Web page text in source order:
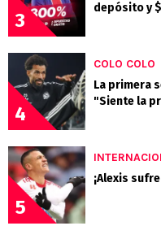
3
depósito y
4
COLO COLO
La primera
"Siente la
5
¡Alexis